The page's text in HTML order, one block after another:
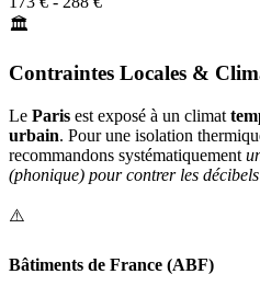
🏛️
Contraintes Locales &
Le Paris est exposé à un climat
urbain. Pour une isolation
recommandons systématiquement
(phonique) pour contrer les
⚠️
Bâtiments de France (ABF)